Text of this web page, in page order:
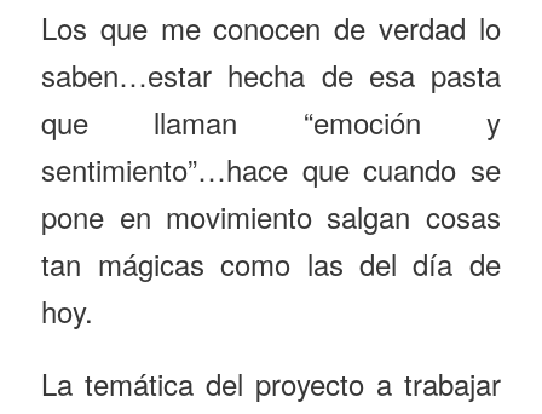
Los que me conocen de verdad lo
saben…estar hecha de esa pasta
que llaman “emoción y
sentimiento”…hace que cuando se
pone en movimiento salgan cosas
tan mágicas como las del día de
hoy.
La temática del proyecto a trabajar